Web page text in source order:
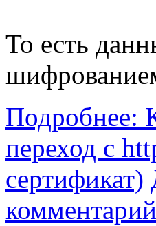
То есть
Подробнее:
переход с
сертификат)
комментарий